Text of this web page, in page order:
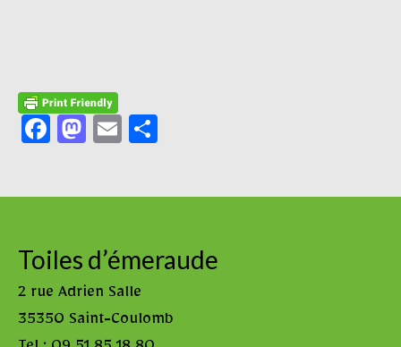
Facebook
Mastodon
Email
Toiles d’émeraude
2 rue Adrien Salle
35350 Saint-Coulomb